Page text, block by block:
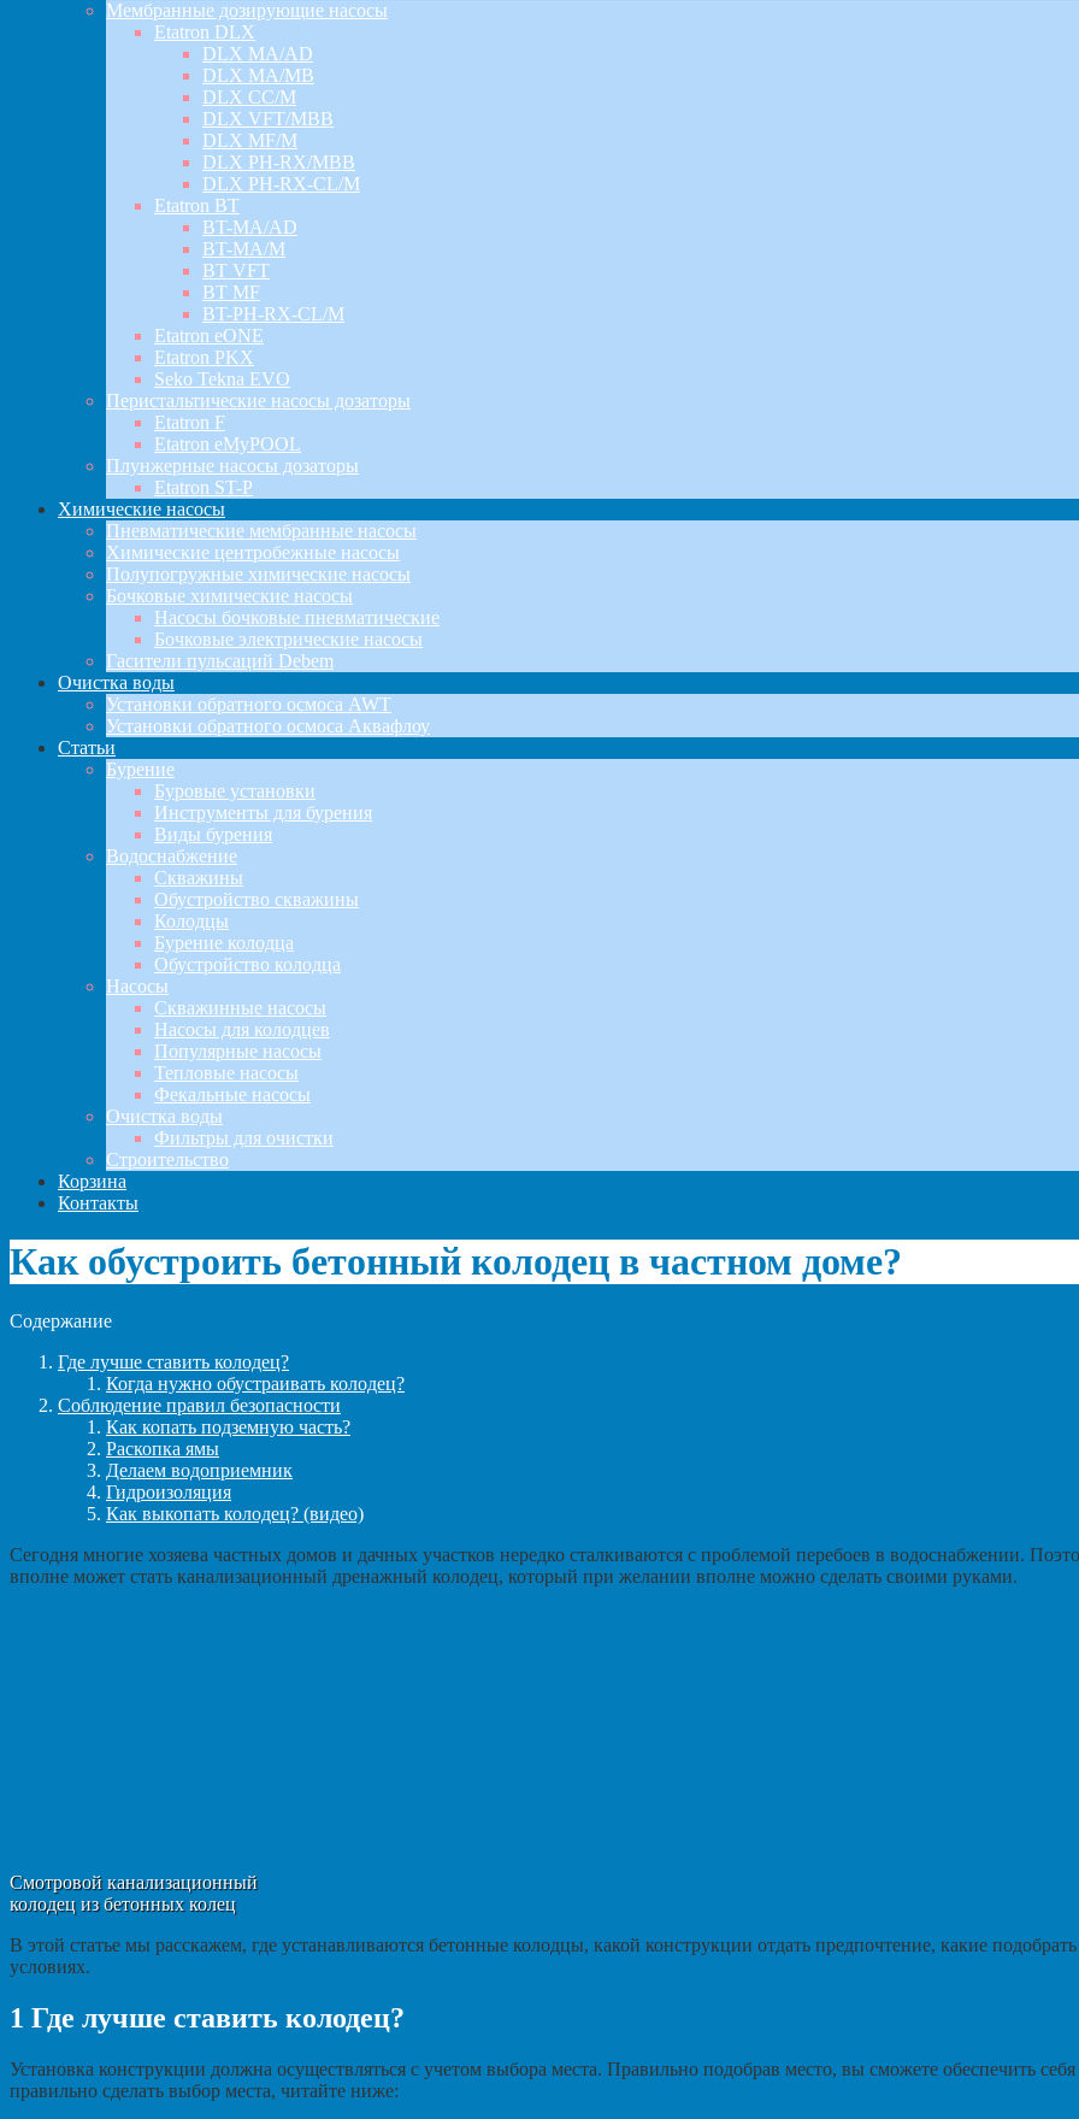
Мембранные дозирующие насосы
Etatron DLX
DLX MA/AD
DLX MA/MB
DLX CC/M
DLX VFT/MBB
DLX MF/M
DLX PH-RX/MBB
DLX PH-RX-CL/M
Etatron BT
BT-MA/AD
BT-MA/M
BT VFT
BT MF
BT-PH-RX-CL/M
Etatron eONE
Etatron PKX
Seko Tekna EVO
Перистальтические насосы дозаторы
Etatron F
Etatron eMyPOOL
Плунжерные насосы дозаторы
Etatron ST-P
Химические насосы
Пневматические мембранные насосы
Химические центробежные насосы
Полупогружные химические насосы
Бочковые химические насосы
Насосы бочковые пневматические
Бочковые электрические насосы
Гасители пульсаций Debem
Очистка воды
Установки обратного осмоса AWT
Установки обратного осмоса Аквафлоу
Статьи
Бурение
Буровые установки
Инструменты для бурения
Виды бурения
Водоснабжение
Скважины
Обустройство скважины
Колодцы
Бурение колодца
Обустройство колодца
Насосы
Скважинные насосы
Насосы для колодцев
Популярные насосы
Тепловые насосы
Фекальные насосы
Очистка воды
Фильтры для очистки
Строительство
Корзина
Контакты
Как обустроить бетонный колодец в частном доме?
Содержание
Где лучше ставить колодец?
Когда нужно обустраивать колодец?
Соблюдение правил безопасности
Как копать подземную часть?
Раскопка ямы
Делаем водоприемник
Гидроизоляция
Как выкопать колодец? (видео)
Сегодня многие хозяева частных домов и дачных участков нередко сталкиваются с проблемой перебоев в водоснабжении.
вполне может стать канализационный дренажный колодец, который при желании вполне можно сделать своими руками.
Смотровой канализационный
колодец из бетонных колец
В этой статье мы расскажем, где устанавливаются бетонные колодцы, какой конструкции отдать предпочтение, какие
условиях.
1 Где лучше ставить колодец?
Установка конструкции должна осуществляться с учетом выбора места. Правильно подобрав место, вы сможете обеспечить
правильно сделать выбор места, читайте ниже: